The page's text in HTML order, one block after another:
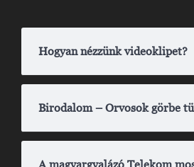
Hogyan nézzünk videoklipet?
Birodalom – Orvosok görbe